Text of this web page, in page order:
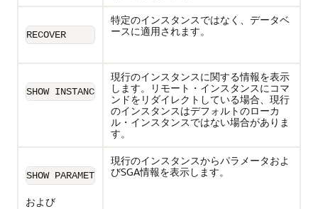
RECOVER
特定のインスタンスではなく、データベ
ースに適用されます。
SHOW INSTANCE
現行のインスタンスに関する情報を表示
します。
リモート・インスタンスにコマ
ンドをリダイレクトしている場合、現行
のインスタンスはデフォルトのローカ
ル・インスタンスではない場合がありま
す。
SHOW PARAMETER
および
現行のインスタンスからパラメータおよ
びSGA情報を表示します。